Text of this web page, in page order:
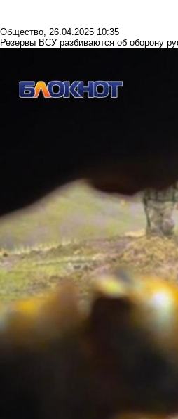
Общество 26.04.2025 10:35
Резервы ВСУ разбиваются об оборону